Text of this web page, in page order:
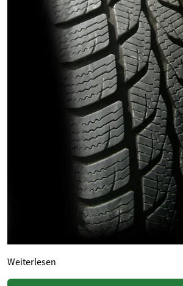
Weiterlesen